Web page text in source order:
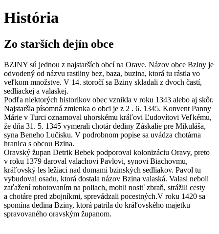
História
Zo starších dejín obce
BZINY sú jednou z najstarších obcí na Orave. Názov obce Bziny je
odvodený od názvu rastliny bez, baza, buzina, ktorá tu rástla vo
veľkom množstve. V 14. storočí sa Bziny skladali z dvoch častí,
sedliackej a valaskej.
Podľa niektorých historikov obec vznikla v roku 1343 alebo aj skôr.
Najstaršia písomná zmienka o obci je z 2 . 6. 1345. Konvent Panny
Márie v Turci oznamoval uhorskému kráľovi Ľudovítovi Veľkému,
že dňa 31. 5. 1345 vymerali chotár dediny Záskalie pre Mikuláša,
syna Beneho Lučisku. V podrobnom popise sa uvádza chotárna
hranica s obcou Bzina.
Oravský župan Detrik Bebek podporoval kolonizáciu Oravy, preto
v roku 1379 daroval valachovi Pavlovi, synovi Biachovmu,
kráľovský les ležiaci nad domami bzinských sedliakov. Pavol tu
vybudoval osadu, ktorá dostala názov Bzina valaská. Valasi neboli
zaťažení robotovaním na poliach, mohli nosiť zbraň, strážili cesty
a chotáre pred zbojníkmi, sprevádzali pocestných.V roku 1420 sa
spomína dedina Bziny, ktorá patrila do kráľovského majetku
spravovaného oravským županom.